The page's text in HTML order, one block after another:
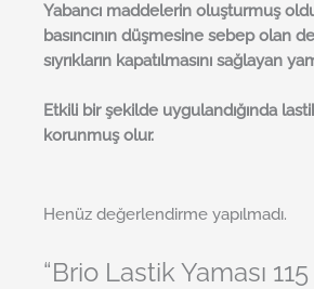
Yabancı maddelerin oluşturmuş
basıncının düşmesine sebep olan
sıyrıkların kapatılmasını sağlayan
Etkili bir şekilde uygulandığında
korunmuş olur.
Henüz değerlendirme yapılmadı.
“Brio Lastik Yaması